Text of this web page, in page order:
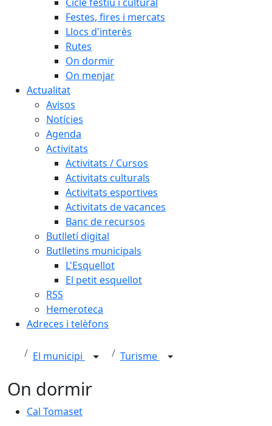
Festes, fires i mercats
Llocs d'interès
Rutes
On dormir
On menjar
Actualitat
Avisos
Notícies
Agenda
Activitats
Activitats / Cursos
Activitats culturals
Activitats esportives
Activitats de vacances
Banc de recursos
Butlletí digital
Butlletins municipals
L'Esquellot
El petit esquellot
RSS
Hemeroteca
Adreces i telèfons
El municipi Turisme
On dormir
Cal Tomaset
Cal Tomaset